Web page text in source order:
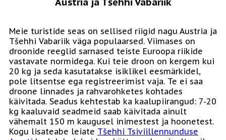
Meie turistide seas on sellised riigid nagu Austria ja
Tšehhi Vabariik väga populaarsed. Viimases on
droonide reeglid sarnased teiste Euroopa riikide
vastavate normidega. Kui teie droon on kergem kui
20 kg ja seda kasutatakse isiklikel eesmärkidel,
pole litsentse ega registreerimist vaja. Te ei saa
droone linnades ja rahvarohketes kohtades
käivitada. Seadus kehtestab ka kaalupiirangud: 7-20
kg kaaluvaid seadmeid saab käivitada ainult
vähemalt 150 m kaugusel inimestest ja hoonetest.
Kogu lisateabe leiate Tšehhi Tsiviillennunduse